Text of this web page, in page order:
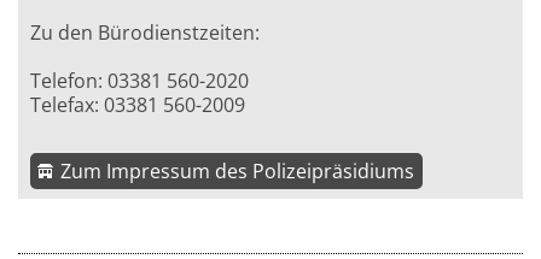
Zu den Bürodienstzeiten:
Telefon: 03381 560-2020
Telefax: 03381 560-2009
Zum Impressum des Polizeipräsidiums